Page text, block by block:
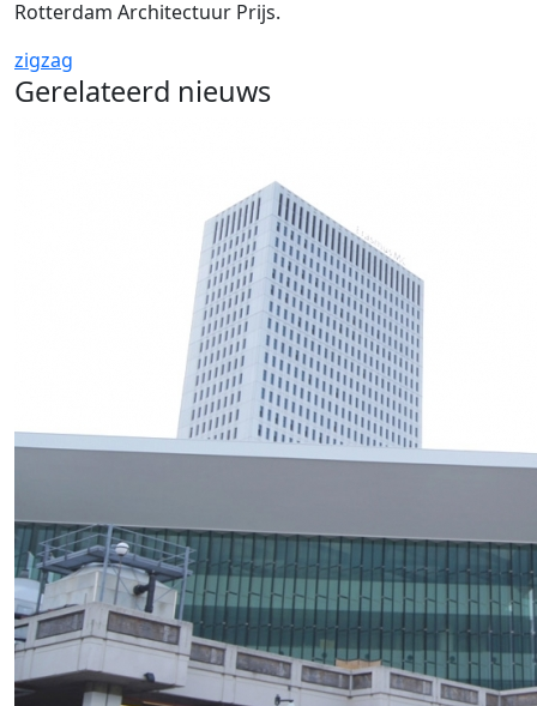
Rotterdam Architectuur Prijs.
zigzag
Gerelateerd nieuws